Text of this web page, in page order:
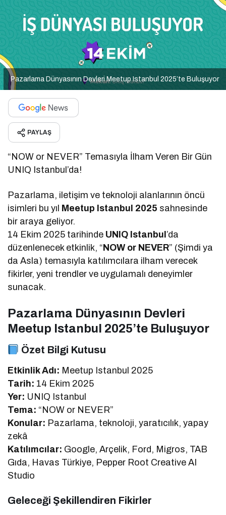
Pazarlama Dünyasının Devleri Meetup Istanbul 2025’te Buluşuyor
PAYLAŞ
“NOW or NEVER” Temasıyla İlham Veren Bir Gün
UNIQ Istanbul’da!
Pazarlama, iletişim ve teknoloji alanlarının öncü
isimleri bu yıl Meetup Istanbul 2025 sahnesinde
bir araya geliyor.
14 Ekim 2025 tarihinde UNIQ Istanbul’da
düzenlenecek etkinlik, “NOW or NEVER” (Şimdi ya
da Asla) temasıyla katılımcılara ilham verecek
fikirler, yeni trendler ve uygulamalı deneyimler
sunacak.
Pazarlama Dünyasının Devleri
Meetup Istanbul 2025’te Buluşuyor
Özet Bilgi Kutusu
Etkinlik Adı: Meetup Istanbul 2025
Tarih: 14 Ekim 2025
Yer: UNIQ Istanbul
Tema: “NOW or NEVER”
Konular: Pazarlama, teknoloji, yaratıcılık, yapay
zekâ
Katılımcılar: Google, Arçelik, Ford, Migros, TAB
Gıda, Havas Türkiye, Pepper Root Creative AI
Studio
Geleceği Şekillendiren Fikirler